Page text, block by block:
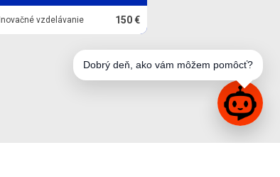
Inovačné vzdelávanie 150 €
Dobrý deň, ako vám môžem pomôcť?